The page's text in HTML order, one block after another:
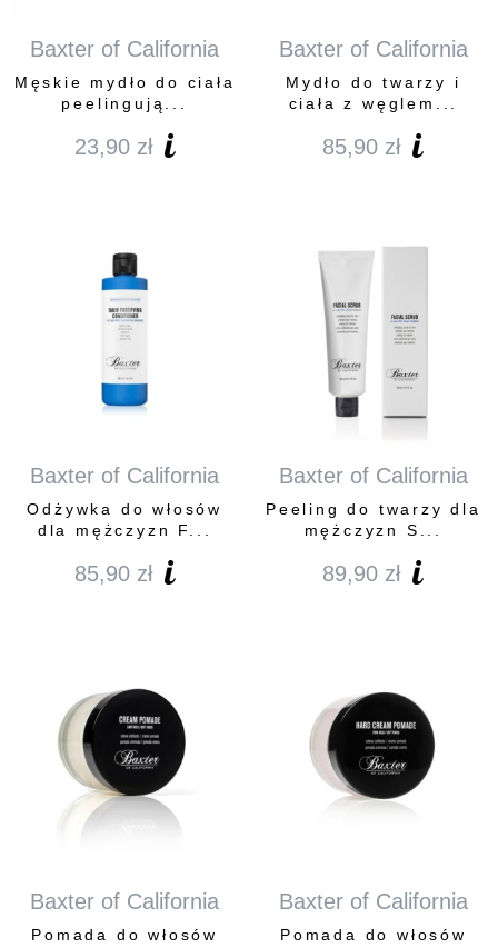
Baxter of California
Męskie mydło do ciała
peelingują...
23,90 zł
Baxter of California
Mydło do twarzy i
ciała z węglem...
85,90 zł
Baxter of California
Odżywka do włosów
dla mężczyzn F...
85,90 zł
Baxter of California
Peeling do twarzy dla
mężczyzn S...
89,90 zł
Baxter of California
Pomada do włosów
Baxter of California
Pomada do włosów